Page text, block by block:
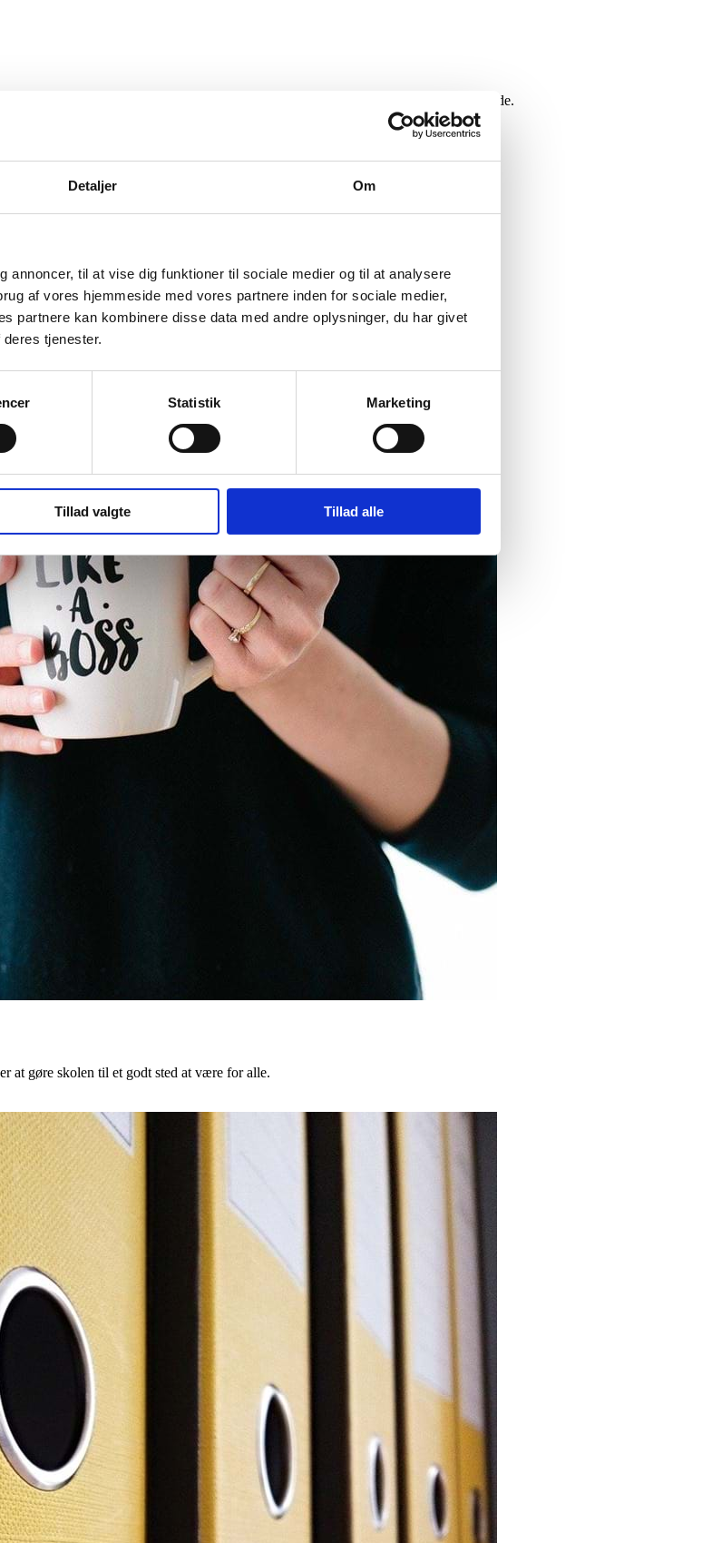
Detaljer Om
annoncer, til at vise dig funktioner til sociale medier og til at analysere
af vores hjemmeside med vores partnere inden for sociale medier,
partnere kan kombinere disse data med andre oplysninger, du har givet
tjenester.
Statistik Marketing
Tillad valgte Tillad alle
Du har også mulighed for at bruge søgeluppen øverst i højre hjørne på denne side.
at gøre skolen til et godt sted at være for alle.